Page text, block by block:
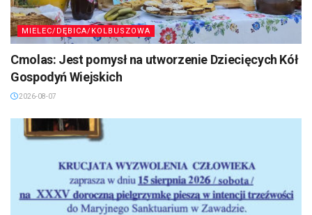
MIELEC/DĘBICA/KOLBUSZOWA
Cmolas: Jest pomysł na utworzenie Dziecięcych Kół
Gospodyń Wiejskich
2026-08-07